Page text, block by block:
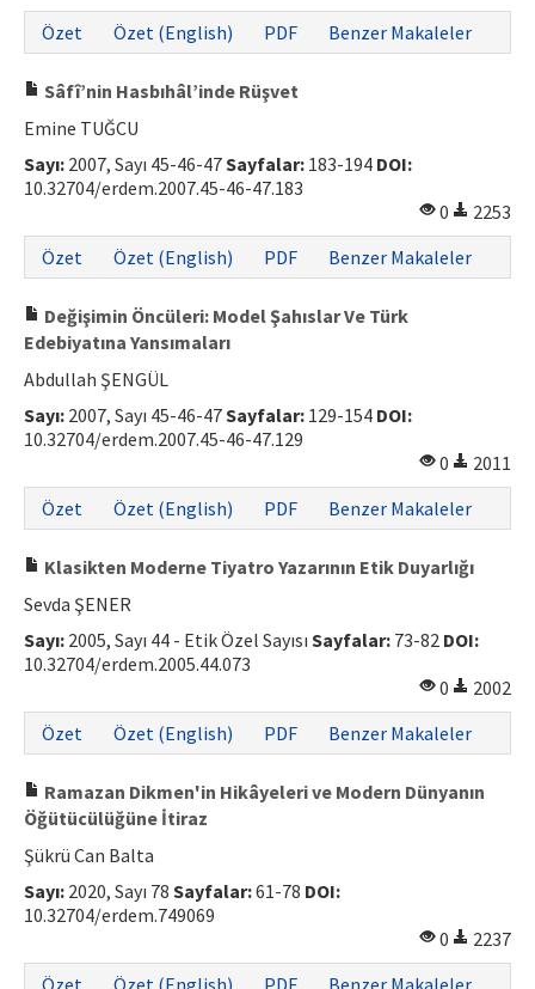
Özet
Özet (English) PDF Benzer Makaleler
Sâfî’nin Hasbıhâl’inde Rüşvet
Emine TUĞCU
Sayı: 2007, Sayı 45-46-47Sayfalar: 183-194 DOI:
10.32704/erdem.2007.45-46-47.183
0
2253
Özet
Özet (English) PDF Benzer Makaleler
Değişimin Öncüleri: Model Şahıslar Ve Türk
Edebiyatına Yansımaları
Abdullah ŞENGÜL
Sayı: 2007, Sayı 45-46-47Sayfalar: 129-154 DOI:
10.32704/erdem.2007.45-46-47.129
0
2011
Özet
Özet (English) PDF Benzer Makaleler
Klasikten Moderne Tiyatro Yazarının Etik Duyarlığı
Sevda ŞENER
Sayı: 2005, Sayı 44 - Etik Özel Sayısı Sayfalar: 73-82 DOI:
10.32704/erdem.2005.44.073
0
2002
Özet
Özet (English) PDF Benzer Makaleler
Ramazan Dikmen'in Hikâyeleri ve Modern Dünyanın
Öğütücülüğüne İtiraz
Şükrü Can Balta
Sayı: 2020, Sayı 78 Sayfalar:61-78 DOI:
10.32704/erdem.749069
0
2237
Özet
Özet (English) PDF Benzer Makaleler